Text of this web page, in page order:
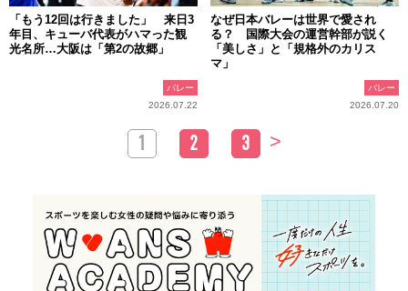
「もう12回は行きました」 来日3
年目、キューバ代表がハマった観
光名所…大阪は「第2の故郷」
バレー
2026.07.22
なぜ日本バレーは世界で愛され
る？ 国際大会の運営幹部が説く
「美しさ」と「規格外のカリス
マ」
バレー
2026.07.20
1 2 3 >